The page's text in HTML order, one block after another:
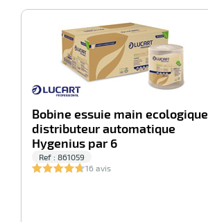
Bobine essuie main ecologique
distributeur automatique
Hygenius par 6
Ref : 861059
16 avis